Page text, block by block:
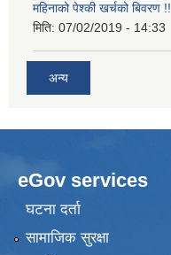
महिनाको पेश्की खर्चको बिवरण !!
मिति: 07/02/2019 - 14:33
अन्य
eGov services
घटना दर्ता
सामाजिक सुरक्षा